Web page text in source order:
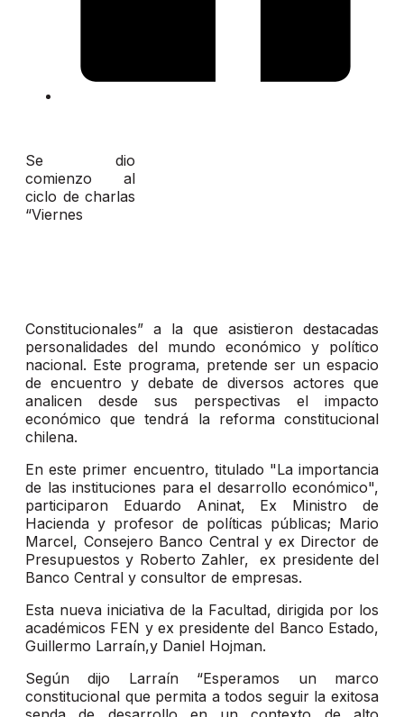
Se dio
comienzo al
ciclo de charlas
“Viernes
Constitucionales” a la que asistieron destacadas
personalidades del mundo económico y político
nacional. Este programa, pretende ser un espacio
de encuentro y debate de diversos actores que
analicen desde sus perspectivas el impacto
económico que tendrá la reforma constitucional
chilena.
En este primer encuentro, titulado "La importancia
de las instituciones para el desarrollo económico",
participaron Eduardo Aninat, Ex Ministro de
Hacienda y profesor de políticas públicas; Mario
Marcel, Consejero Banco Central y ex Director de
Presupuestos y Roberto Zahler, ex presidente del
Banco Central y consultor de empresas.
Esta nueva iniciativa de la Facultad, dirigida por los
académicos FEN y ex presidente del Banco Estado,
Guillermo Larraín,y Daniel Hojman.
Según dijo Larraín “Esperamos un marco
constitucional que permita a todos seguir la exitosa